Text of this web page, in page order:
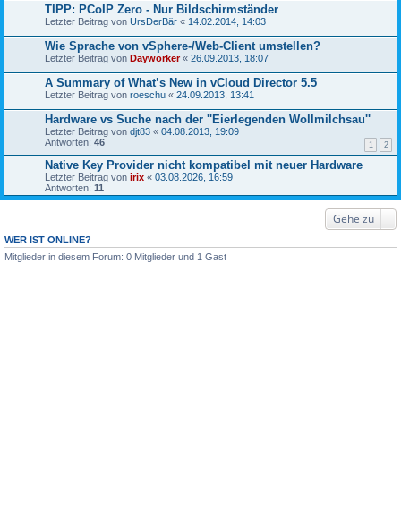
TIPP: PCoIP Zero - Nur Bildschirmständer
Letzter Beitrag von UrsDerBär « 14.02.2014, 14:03
Wie Sprache von vSphere-/Web-Client umstellen?
Letzter Beitrag von Dayworker« 26.09.2013, 18:07
A Summary of What’s New in vCloud Director 5.5
Letzter Beitrag von roeschu « 24.09.2013, 13:41
Hardware vs Suche nach der ''Eierlegenden Wollmilchsau''
Letzter Beitrag von djt83 « 04.08.2013, 19:09
Antworten: 46 1 2
Native Key Provider nicht kompatibel mit neuer Hardware
Letzter Beitrag von irix « 03.08.2026, 16:59
Antworten: 11
Gehe zu
WER IST ONLINE?
Mitglieder in diesem Forum: 0 Mitglieder und 1 Gast